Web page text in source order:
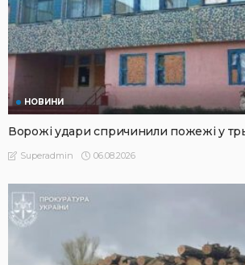
НОВИНИ
Ворожі удари спричинили пожежі у
Superadmin 06.08.2026